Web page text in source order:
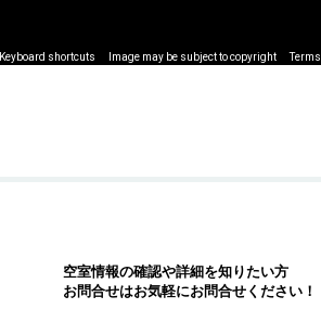
Keyboard shortcuts Image may be subject to copyright Terms
空室情報の確認や詳細を知りたい方
お問合せはお気軽にお問合せください！